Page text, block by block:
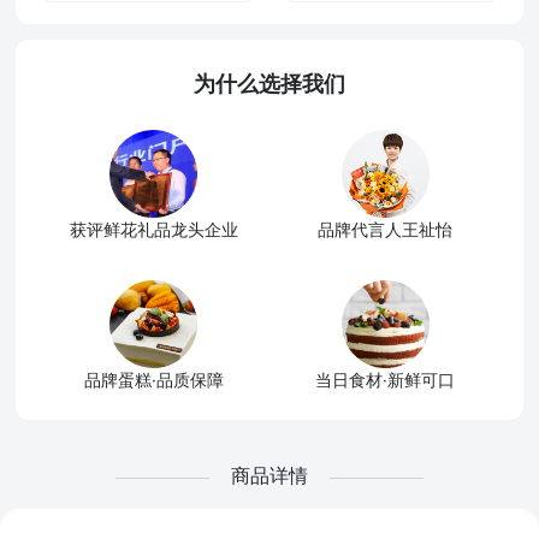
为什么选择我们
获评鲜花礼品龙头企业 品牌代言人王祉怡
品牌蛋糕·品质保障 当日食材·新鲜可口
商品详情